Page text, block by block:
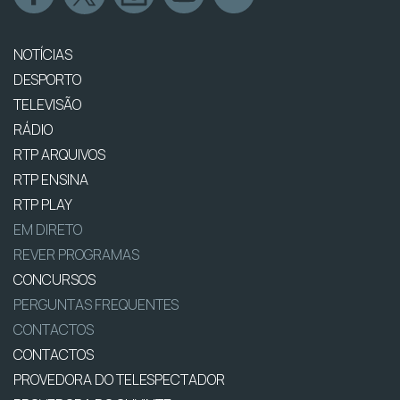
NOTÍCIAS
DESPORTO
TELEVISÃO
RÁDIO
RTP ARQUIVOS
RTP ENSINA
RTP PLAY
EM DIRETO
REVER PROGRAMAS
CONCURSOS
PERGUNTAS FREQUENTES
CONTACTOS
CONTACTOS
PROVEDORA DO TELESPECTADOR